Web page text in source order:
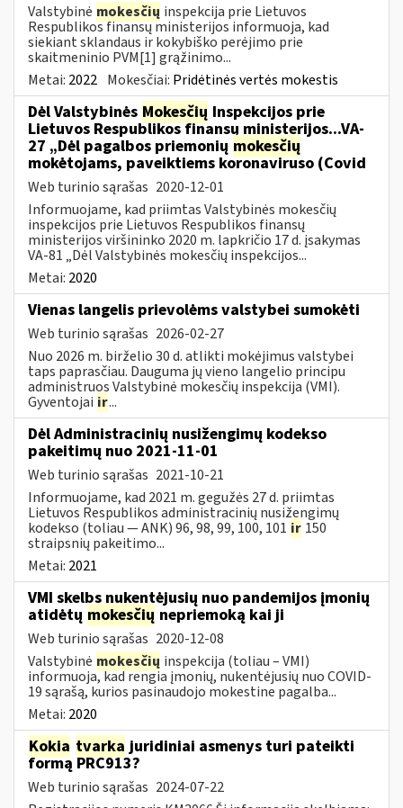
Valstybinė mokesčių inspekcija prie Lietuvos
Respublikos finansų ministerijos informuoja, kad
siekiant sklandaus ir kokybiško perėjimo prie
skaitmeninio PVM[1] grąžinimo...
Metai: 2022 Mokesčiai: Pridėtinės vertės mokestis
Dėl Valstybinės Mokesčių Inspekcijos prie
Lietuvos Respublikos finansų ministerijos...VA-
27 „Dėl pagalbos priemonių mokesčių
mokėtojams, paveiktiems koronaviruso (Covid
Web turinio sąrašas 2020-12-01
Informuojame, kad priimtas Valstybinės mokesčių
inspekcijos prie Lietuvos Respublikos finansų
ministerijos viršininko 2020 m. lapkričio 17 d. įsakymas
VA-81 „Dėl Valstybinės mokesčių inspekcijos...
Metai: 2020
Vienas langelis prievolėms valstybei sumokėti
Web turinio sąrašas 2026-02-27
Nuo 2026 m. birželio 30 d. atlikti mokėjimus valstybei
taps paprasčiau. Dauguma jų vieno langelio principu
administruos Valstybinė mokesčių inspekcija (VMI).
Gyventojai ir...
Dėl Administracinių nusižengimų kodekso
pakeitimų nuo 2021-11-01
Web turinio sąrašas 2021-10-21
Informuojame, kad 2021 m. gegužės 27 d. priimtas
Lietuvos Respublikos administracinių nusižengimų
kodekso (toliau — ANK) 96, 98, 99, 100, 101 ir 150
straipsnių pakeitimo...
Metai: 2021
VMI skelbs nukentėjusių nuo pandemijos įmonių
atidėtų mokesčių nepriemoką kai ji
Web turinio sąrašas 2020-12-08
Valstybinė mokesčių inspekcija (toliau – VMI)
informuoja, kad rengia įmonių, nukentėjusių nuo COVID-
19 sąrašą, kurios pasinaudojo mokestine pagalba...
Metai: 2020
Kokia tvarka juridiniai asmenys turi pateikti
formą PRC913?
Web turinio sąrašas 2024-07-22